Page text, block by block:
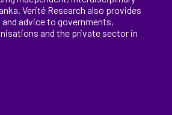
. Verité Research also provides
advice to governments,
and the private sector in